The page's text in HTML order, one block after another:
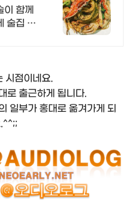
함께
술집 입
시점이네요.
로 출근하게 됩니다.
일부가 홍대로 옮겨가게 되